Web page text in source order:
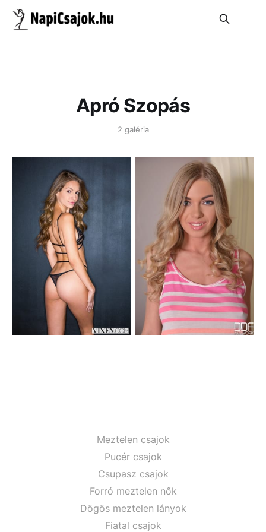
Apró Szopás
2 galéria
Meztelen csajok
Pucér csajok
Csupasz csajok
Forró meztelen nők
Dögös meztelen lányok
Fiatal csajok